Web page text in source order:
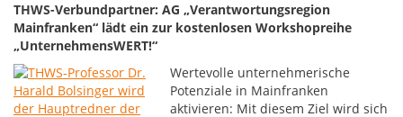
THWS-Verbundpartner: AG „Verantwortungsregion
Mainfranken“ lädt ein zur kostenlosen Workshopreihe
„UnternehmensWERT!“
Wertevolle unternehmerische
Potenziale in Mainfranken
aktivieren: Mit diesem Ziel wird sich